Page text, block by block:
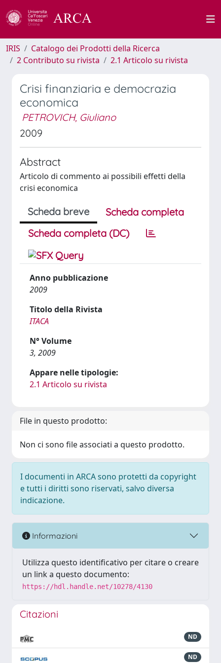
IRIS
Catalogo dei Prodotti della Ricerca
2 Contributo su rivista
2.1 Articolo su rivista
Crisi finanziaria e democrazia
economica
PETROVICH, Giuliano
2009
Abstract
Articolo di commento ai possibili effetti della
crisi economica
Scheda breve
Scheda completa
Scheda completa (DC)
Anno pubblicazione
2009
Titolo della Rivista
ITACA
N° Volume
3, 2009
Appare nelle tipologie:
2.1 Articolo su rivista
File in questo prodotto:
Non ci sono file associati a questo prodotto.
I documenti in ARCA sono protetti da copyright
e tutti i diritti sono riservati, salvo diversa
indicazione.
Informazioni
Utilizza questo identificativo per citare o creare
un link a questo documento:
https://hdl.handle.net/10278/4130
Citazioni
ND
ND